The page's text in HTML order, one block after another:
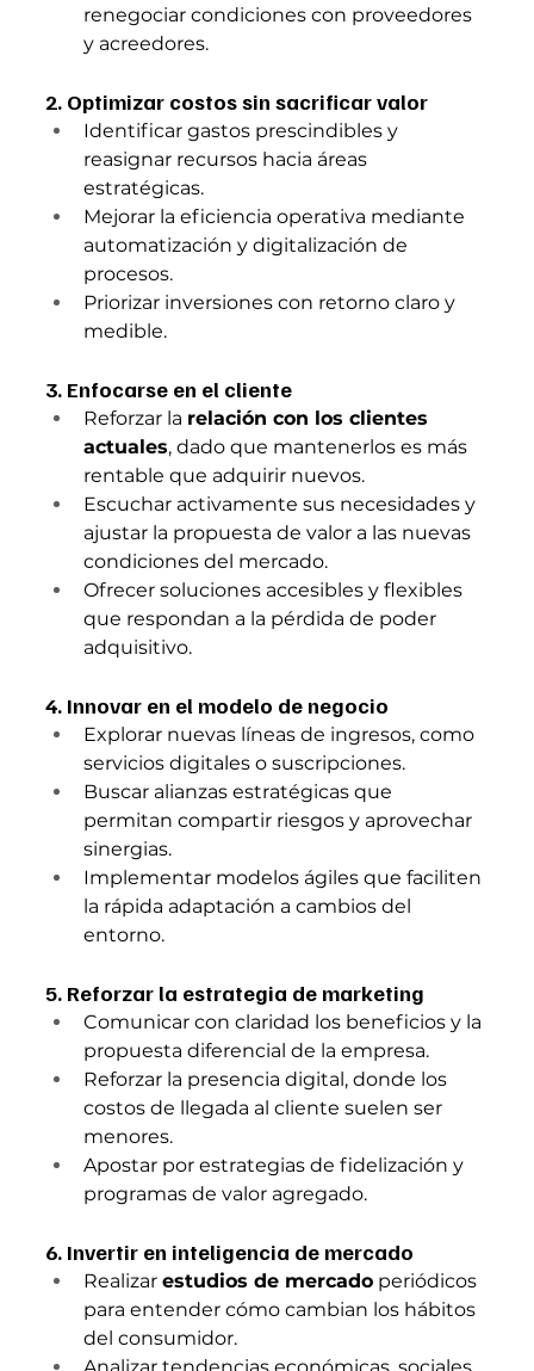
renegociar condiciones con proveedores
y acreedores.
2. Optimizar costos sin sacrificar valor
Identificar gastos prescindibles y
reasignar recursos hacia áreas
estratégicas.
Mejorar la eficiencia operativa mediante
automatización y digitalización de
procesos.
Priorizar inversiones con retorno claro y
medible.
3. Enfocarse en el cliente
Reforzar la relación con los clientes
actuales, dado que mantenerlos es más
rentable que adquirir nuevos.
Escuchar activamente sus necesidades y
ajustar la propuesta de valor a las nuevas
condiciones del mercado.
Ofrecer soluciones accesibles y flexibles
que respondan a la pérdida de poder
adquisitivo.
4. Innovar en el modelo de negocio
Explorar nuevas líneas de ingresos, como
servicios digitales o suscripciones.
Buscar alianzas estratégicas que
permitan compartir riesgos y aprovechar
sinergias.
Implementar modelos ágiles que faciliten
la rápida adaptación a cambios del
entorno.
5. Reforzar la estrategia de marketing
Comunicar con claridad los beneficios y la
propuesta diferencial de la empresa.
Reforzar la presencia digital, donde los
costos de llegada al cliente suelen ser
menores.
Apostar por estrategias de fidelización y
programas de valor agregado.
6. Invertir en inteligencia de mercado
Realizar estudios de mercado periódicos
para entender cómo cambian los hábitos
del consumidor.